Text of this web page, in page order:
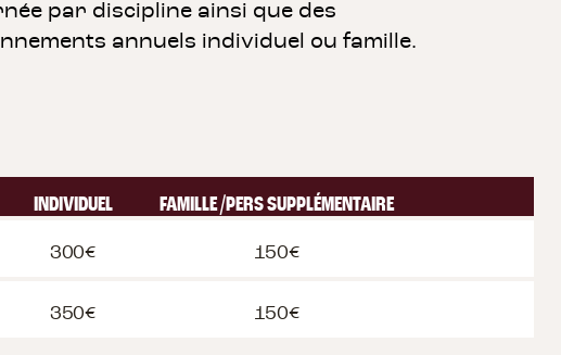
par discipline ainsi que des
annuels individuel ou famille.
INDIVIDUEL FAMILLE /PERS SUPPLÉMENTAIRE
300€ 150€
350€ 150€